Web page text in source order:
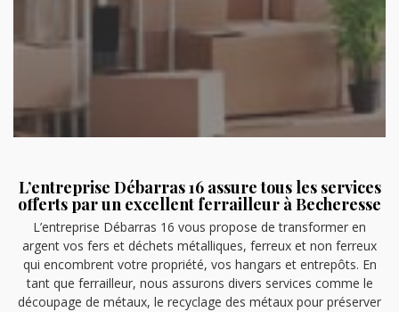
L’entreprise Débarras 16 assure tous les services
offerts par un excellent ferrailleur à Becheresse
L’entreprise Débarras 16 vous propose de transformer en
argent vos fers et déchets métalliques, ferreux et non ferreux
qui encombrent votre propriété, vos hangars et entrepôts. En
tant que ferrailleur, nous assurons divers services comme le
découpage de métaux, le recyclage des métaux pour préserver